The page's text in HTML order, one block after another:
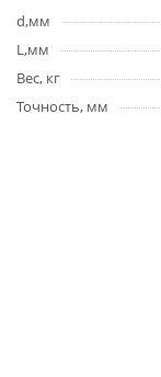
d,мм
L,мм
Вес, кг
Точность, мм